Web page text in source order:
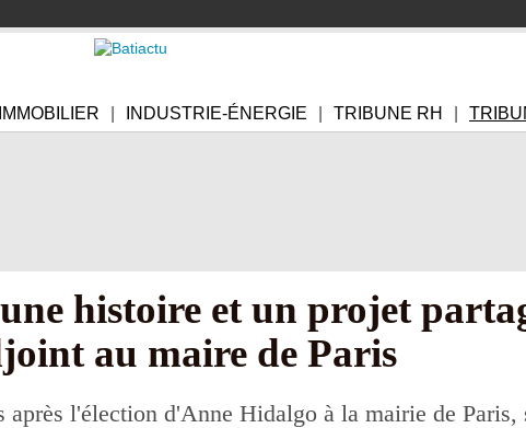
IMMOBILIER INDUSTRIE-ÉNERGIE TRIBUNE RH
histoire et un projet
au maire de Paris
après l'élection d'Anne Hidalgo à la mairie de Paris,